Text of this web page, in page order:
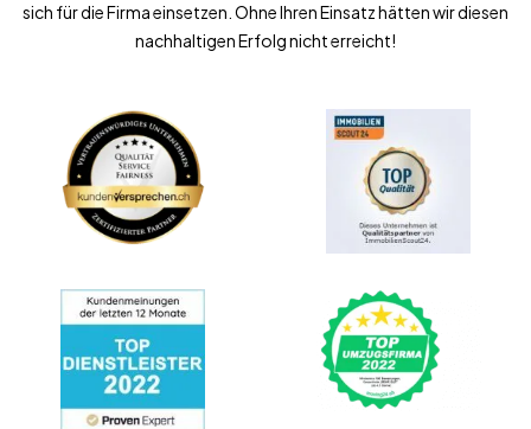
sich für die Firma einsetzen. Ohne Ihren Einsatz hätten wir diesen
nachhaltigen Erfolg nicht erreicht!